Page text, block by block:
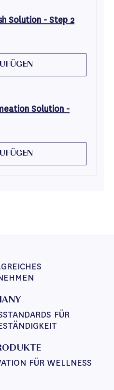
Solution - Step 2
Solution -
FÜR
FÜR WELLNESS